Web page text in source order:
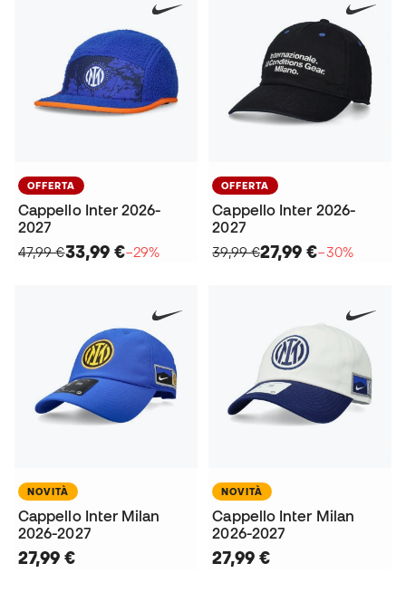
OFFERTA
Cappello Inter 2026-
2027
47,99 €33,99 €−29%
OFFERTA
Cappello Inter 2026-
2027
39,99 €27,99 €−30%
NOVITÀ
Cappello Inter Milan
2026-2027
27,99 €
NOVITÀ
Cappello Inter Milan
2026-2027
27,99 €